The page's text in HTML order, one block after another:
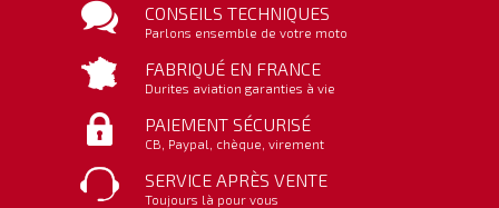
CONSEILS TECHNIQUES
Parlons ensemble de votre moto
FABRIQUÉ EN FRANCE
Durites aviation garanties à vie
PAIEMENT SÉCURISÉ
CB, Paypal, chèque, virement
SERVICE APRÈS VENTE
Toujours là pour vous